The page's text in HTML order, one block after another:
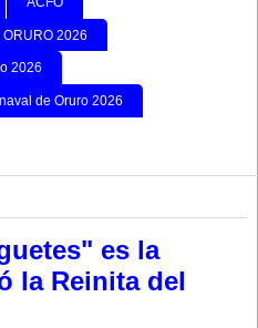
2026
2026
de Oruro 2026
es la
la Reinita del